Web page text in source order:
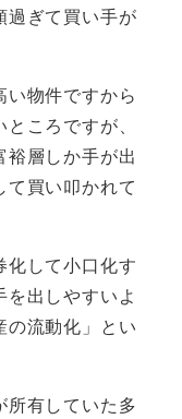
過ぎて買い手が
物件ですから
ころですが、
裕層しか手が出
買い叩かれて
化して小口化す
出しやすいよ
の流動化」とい
所有していた多